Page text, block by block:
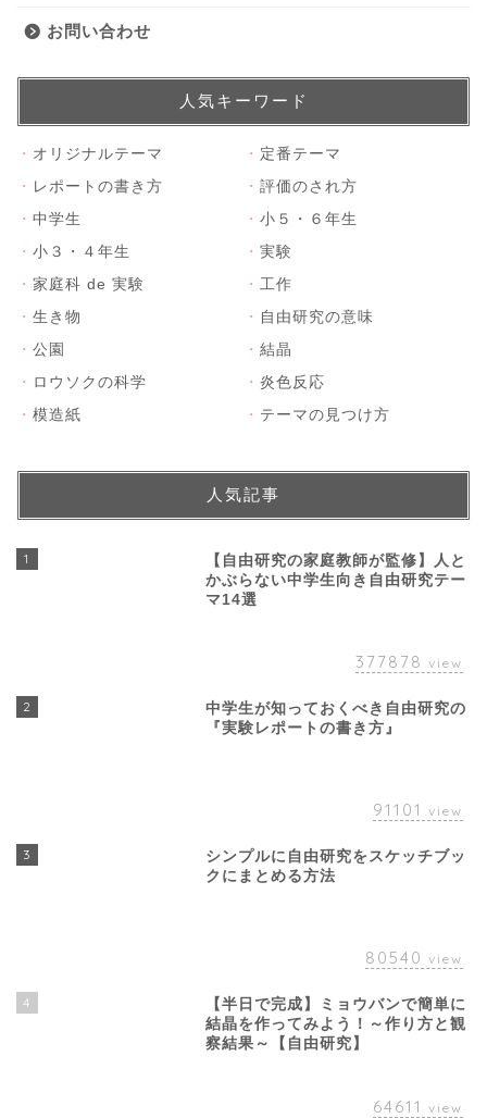
お問い合わせ
人気キーワード
・ オリジナルテーマ ・ 定番テーマ
・ レポートの書き方 ・ 評価のされ方
・ 中学生 ・ 小５・６年生
・ 小３・４年生 ・ 実験
・ 家庭科 de 実験 ・ 工作
・ 生き物 ・ 自由研究の意味
・ 公園 ・ 結晶
・ ロウソクの科学 ・ 炎色反応
・ 模造紙 ・ テーマの見つけ方
人気記事
1
【自由研究の家庭教師が監修】人と
かぶらない中学生向き自由研究テー
マ14選
377878 view
2
中学生が知っておくべき自由研究の
『実験レポートの書き方』
91101 view
3
シンプルに自由研究をスケッチブッ
クにまとめる方法
80540 view
4
【半日で完成】ミョウバンで簡単に
結晶を作ってみよう！～作り方と観
察結果～【自由研究】
64611 view